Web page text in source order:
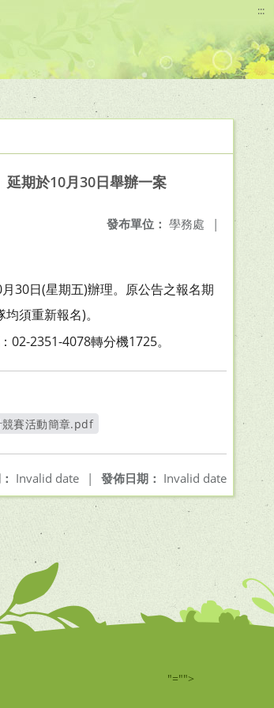
:::
延期於10月30日舉辦一案
發布單位： 學務處 |
30日(星期五)辦理。原公告之報名期
須重新報名)。
2351-4078轉分機1725。
競賽活動簡章.pdf
發佈日期： Invalid date
Invalid date |
"="">